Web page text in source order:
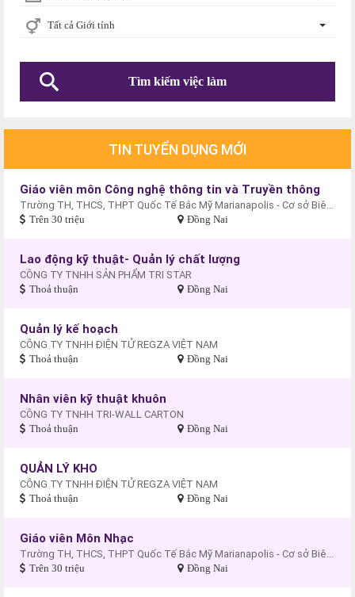
Tất cả Giới tính
TIN TUYỂN DỤNG MỚI
Giáo viên môn Công nghệ thông tin và Truyền thông
Trường TH, THCS, THPT Quốc Tế Bắc Mỹ Marianapolis - Cơ sở Biên Hòa
Trên 30 triệu Đồng Nai
Lao động kỹ thuật- Quản lý chất lượng
CÔNG TY TNHH SẢN PHẨM TRI STAR
Thoả thuận Đồng Nai
Quản lý kế hoạch
CÔNG TY TNHH ĐIỆN TỬ REGZA VIỆT NAM
Thoả thuận Đồng Nai
Nhân viên kỹ thuật khuôn
CÔNG TY TNHH TRI-WALL CARTON
Thoả thuận Đồng Nai
QUẢN LÝ KHO
CÔNG TY TNHH ĐIỆN TỬ REGZA VIỆT NAM
Thoả thuận Đồng Nai
Giáo viên Môn Nhạc
Trường TH, THCS, THPT Quốc Tế Bắc Mỹ Marianapolis - Cơ sở Biên Hòa
Trên 30 triệu Đồng Nai